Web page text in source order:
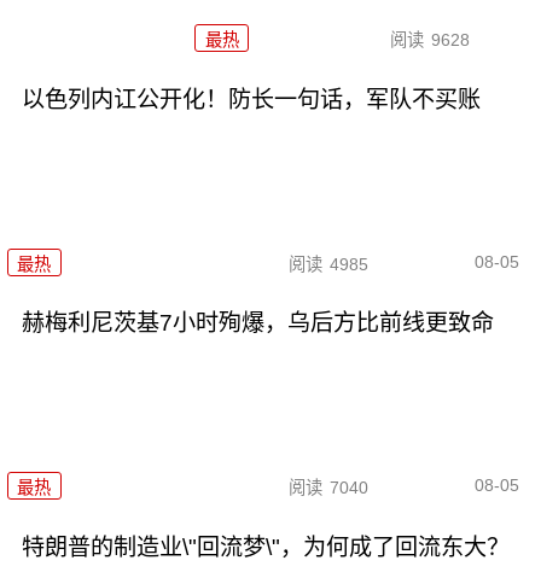
最热 阅读 9628
以色列内讧公开化！防长一句话，军队不买账
最热 阅读 4985 08-05
赫梅利尼茨基7小时殉爆，乌后方比前线更致命
最热 阅读 7040 08-05
特朗普的制造业\"回流梦\"，为何成了回流东大？